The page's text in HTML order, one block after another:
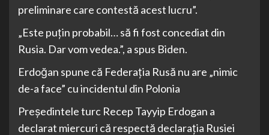
preliminare care contestă acest lucru”.
„Este puțin probabil… să fi fost concediat din
Rusia. Dar vom vedea.”, a spus Biden.
Erdoğan spune că Federația Rusă nu are „nimic
de-a face” cu incidentul din Polonia
Președintele turc Recep Tayyip Erdogan a
declarat miercuri că respectă declarația Rusiei